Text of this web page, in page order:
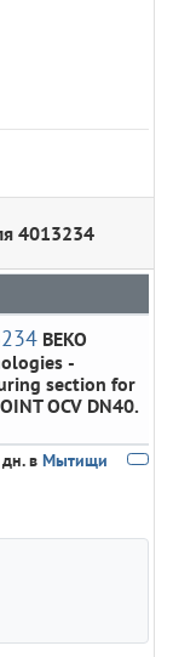
4013234
BEKO
-
section for
OCV DN40.
в Мытищи